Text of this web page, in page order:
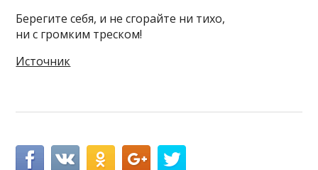
Берегите себя, и не сгорайте ни тихо,
ни с громким треском!
Источник